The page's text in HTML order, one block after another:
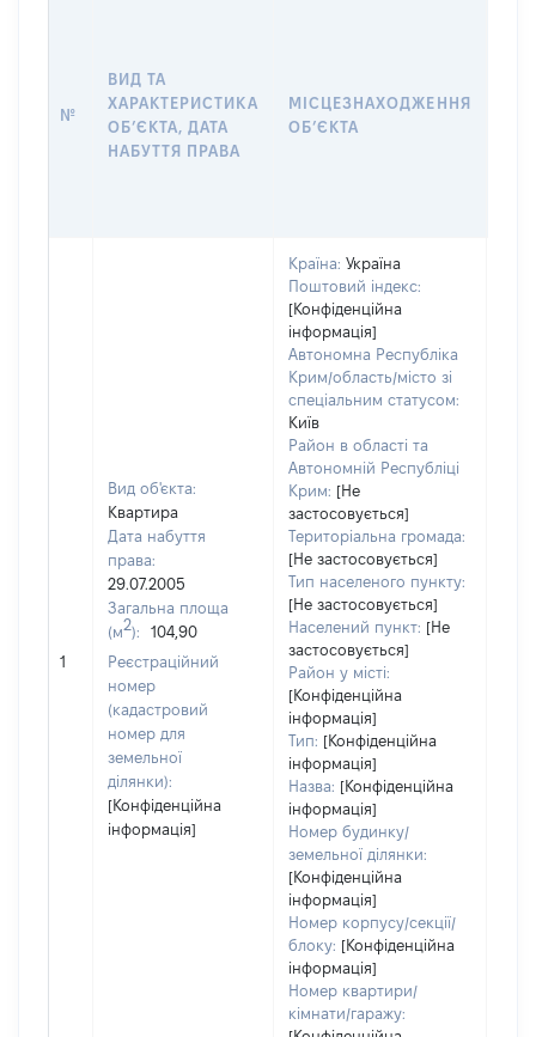
№
ВИД ТА
ХАРАКТЕРИСТИКА
ОБʼЄКТА, ДАТА
НАБУТТЯ ПРАВА
МІСЦЕЗНАХОДЖЕННЯ
ОБʼЄКТА
1
Вид об'єкта:
Квартира
Дата набуття
права:
29.07.2005
Загальна площа
(м2):
104,90
Реєстраційний
номер
(кадастровий
номер для
земельної
ділянки):
[Конфіденційна
інформація]
Країна: Україна
Поштовий індекс:
[Конфіденційна
інформація]
Автономна Республіка
Крим/область/місто зі
спеціальним статусом:
Київ
Район в області та
Автономній Республіці
Крим: [Не
застосовується]
Територіальна громада:
[Не застосовується]
Тип населеного пункту:
[Не застосовується]
Населений пункт: [Не
застосовується]
Район у місті:
[Конфіденційна
інформація]
Тип: [Конфіденційна
інформація]
Назва: [Конфіденційна
інформація]
Номер будинку/
земельної ділянки:
[Конфіденційна
інформація]
Номер корпусу/секції/
блоку: [Конфіденційна
інформація]
Номер квартири/
кімнати/гаражу: